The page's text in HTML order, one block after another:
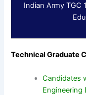
Indian Army TGC
Technical Graduate
Candidates
Engineering